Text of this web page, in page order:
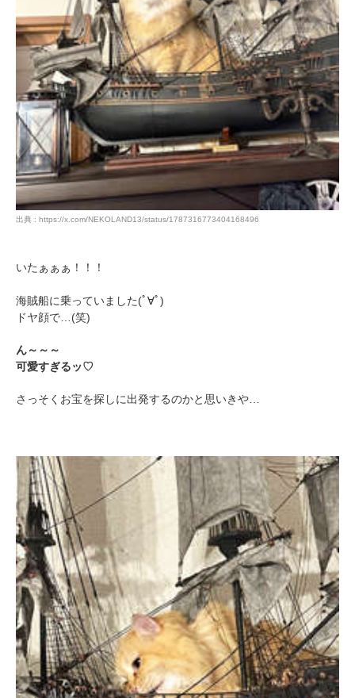
出典 : https://x.com/NEKOLAND13/status/1787316773404168496
いたぁぁぁ！！！
海賊船に乗っていました(ﾟ∀ﾟ)
ドヤ顔で…(笑)
ん～～～
可愛すぎるッ♡
さっそくお宝を探しに出発するのかと思いきや…
PECOアプリをダウンロード済みの方
アプリで開く